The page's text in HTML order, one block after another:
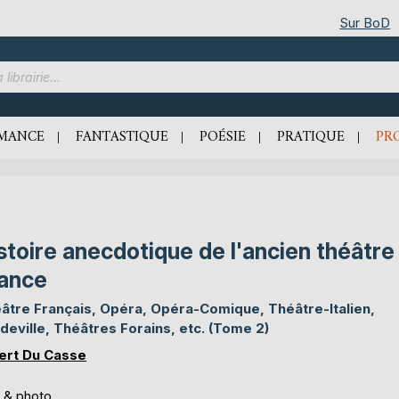
Sur BoD
FANTASTIQUE POÉSIE PRATIQUE
anecdotique de l'ancien théâtre
Français, Opéra, Opéra-Comique, Théâtre-Italien,
Théâtres Forains, etc. (Tome 2)
Du Casse